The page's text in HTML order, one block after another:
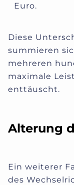
Euro.
Diese
summieren
mehreren
maximale
enttäuscht.
Alterung
Ein weiterer
des